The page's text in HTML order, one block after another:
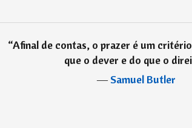
“Afinal de contas, o prazer é um
que o dever e do que o
―Samuel Butler